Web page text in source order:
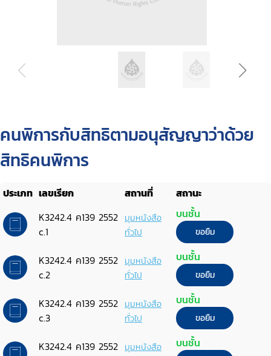
คนพิการกับสิทธิตามอนุสัญญาว่าด้วย
สิทธิคนพิการ
ประเภท เลขเรียก สถานที่
สถานะ
K3242.4 ค139 2552
c.1
มุมหนังสือ
ทั่วไป
บนชั้น
ขอยืม
K3242.4 ค139 2552
c.2
มุมหนังสือ
ทั่วไป
บนชั้น
ขอยืม
K3242.4 ค139 2552
c.3
มุมหนังสือ
ทั่วไป
บนชั้น
ขอยืม
K3242.4 ค139 2552 มุมหนังสือ
บนชั้น